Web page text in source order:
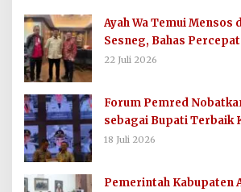
Ayah Wa Temui Mensos
Sesneg, Bahas
Dana Direktif Presiden
22 Juli 2026
Forum Pemred
sebagai Bupati Terbaik
Komunikasi dan
18 Juli 2026
Pemerintah Kabupaten